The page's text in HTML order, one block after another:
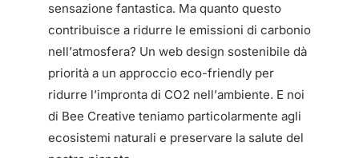
sensazione fantastica. Ma quanto questo
contribuisce a ridurre le emissioni di carbonio
nell’atmosfera? Un web design sostenibile dà
priorità a un approccio eco-friendly per
ridurre l’impronta di CO2 nell’ambiente. E noi
di Bee Creative teniamo particolarmente agli
ecosistemi naturali e preservare la salute del